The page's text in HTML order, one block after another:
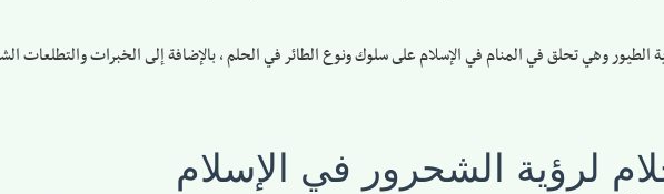
الطيور وهي تحلق في المنام في الإسلام على سلوك ونوع الطائر في الحلم ، بالإضافة إلى الخبرات والتطلعات
لرؤية الشحرور في الإسلام